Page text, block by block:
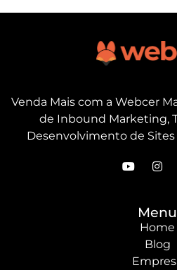
Venda Mais com a Webcer
de Inbound Marketing,
Desenvolvimento de
Menu
Home
Blog